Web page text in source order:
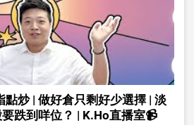
點炒 | 做好倉只剩好少選擇 | 淡
跌到咩位？ | K.Ho直播室📹